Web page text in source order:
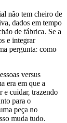
não tem cheiro de
dados em tempo
de fábrica. Se a
e integrar
pergunta: como
versus
era em que a
e cuidar, trazendo
para o
peça no
muda tudo.